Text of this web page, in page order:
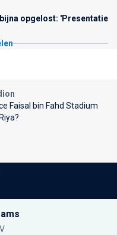
opgelost: 'Presentatie
Faisal bin Fahd Stadium